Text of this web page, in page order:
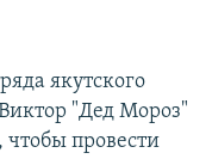
якутского
"Дед Мороз"
чтобы провести